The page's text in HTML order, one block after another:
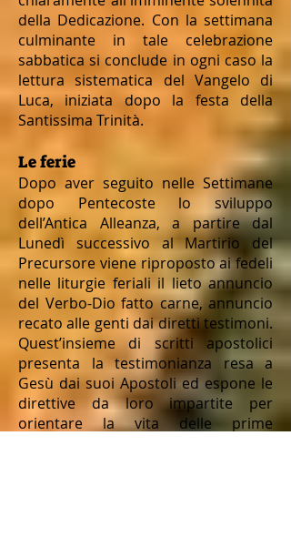
della Dedicazione. Con la settimana
culminante in tale celebrazione
sabbatica si conclude in ogni caso la
lettura sistematica del Vangelo di
Luca, iniziata dopo la festa della
Santissima Trinità.
Le ferie
Dopo aver seguito nelle Settimane
dopo Pentecoste lo sviluppo
dell’Antica Alleanza, a partire dal
Lunedì successivo al Martirio del
Precursore viene riproposto ai fedeli
nelle liturgie feriali il lieto annuncio
del Verbo-Dio fatto carne, annuncio
recato alle genti dai diretti testimoni.
Quest’insieme di scritti apostolici
presenta la testimonianza resa a
Gesù dai suoi Apostoli ed espone le
direttive da loro impartite per
orientare la vita delle prime